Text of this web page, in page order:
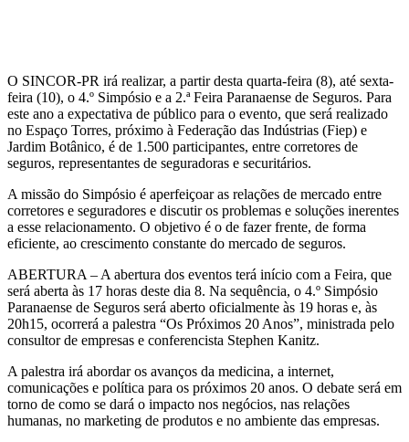
O SINCOR-PR irá realizar, a partir desta quarta-feira (8), até sexta-
feira (10), o 4.º Simpósio e a 2.ª Feira Paranaense de Seguros. Para
este ano a expectativa de público para o evento, que será realizado
no Espaço Torres, próximo à Federação das Indústrias (Fiep) e
Jardim Botânico, é de 1.500 participantes, entre corretores de
seguros, representantes de seguradoras e securitários.
A missão do Simpósio é aperfeiçoar as relações de mercado entre
corretores e seguradores e discutir os problemas e soluções inerentes
a esse relacionamento. O objetivo é o de fazer frente, de forma
eficiente, ao crescimento constante do mercado de seguros.
ABERTURA – A abertura dos eventos terá início com a Feira, que
será aberta às 17 horas deste dia 8. Na sequência, o 4.º Simpósio
Paranaense de Seguros será aberto oficialmente às 19 horas e, às
20h15, ocorrerá a palestra “Os Próximos 20 Anos”, ministrada pelo
consultor de empresas e conferencista Stephen Kanitz.
A palestra irá abordar os avanços da medicina, a internet,
comunicações e política para os próximos 20 anos. O debate será em
torno de como se dará o impacto nos negócios, nas relações
humanas, no marketing de produtos e no ambiente das empresas.